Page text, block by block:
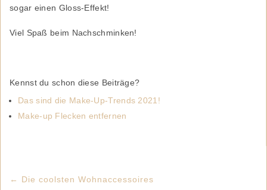
sogar einen Gloss-Effekt!
Viel Spaß beim Nachschminken!
Kennst du schon diese Beiträge?
Das sind die Make-Up-Trends 2021!
Make-up Flecken entfernen
← Die coolsten Wohnaccessoires